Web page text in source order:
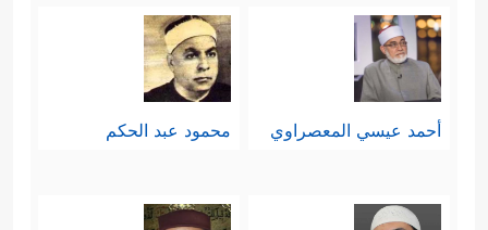
أحمد عيسي المعصراوي محمود عبد الحكم